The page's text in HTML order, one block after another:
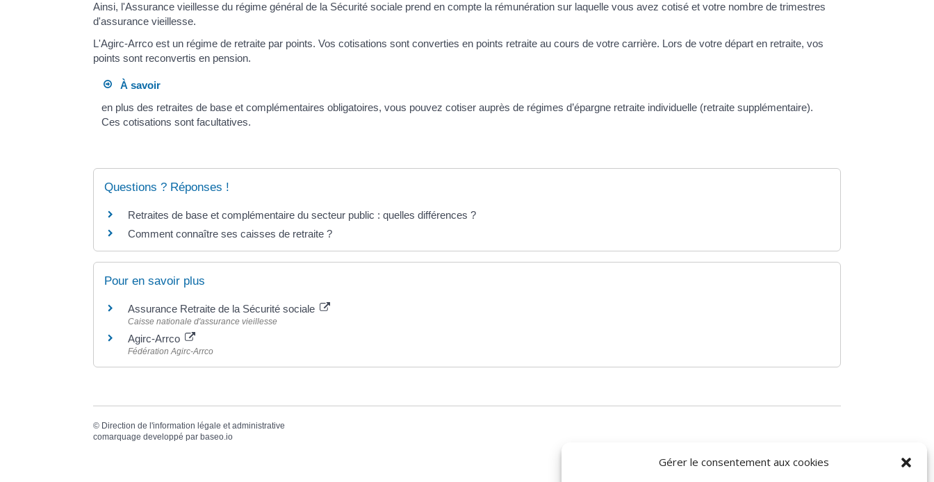
Gérer le consentement aux cookies
Ainsi, l'Assurance vieillesse du régime général de la Sécurité sociale prend en compte la rémunération sur laquelle vous avez cotisé et votre nombre de trimestres
d'assurance vieillesse.
L'Agirc-Arrco est un régime de retraite par points. Vos cotisations sont converties en points retraite au cours de votre carrière. Lors de votre départ en retraite, vos
points sont reconvertis en pension.
À savoir
en plus des retraites de base et complémentaires obligatoires, vous pouvez cotiser auprès de régimes d’épargne retraite individuelle (retraite supplémentaire).
Ces cotisations sont facultatives.
Questions ? Réponses !
Retraites de base et complémentaire du secteur public : quelles différences ?
Comment connaître ses caisses de retraite ?
Pour en savoir plus
Assurance Retraite de la Sécurité sociale
Caisse nationale d'assurance vieillesse
Agirc-Arrco
Fédération Agirc-Arrco
© Direction de l'information légale et administrative
comarquage developpé par baseo.io